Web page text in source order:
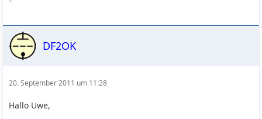
DF2OK
20. September 2011 um 11:28
Hallo Uwe,